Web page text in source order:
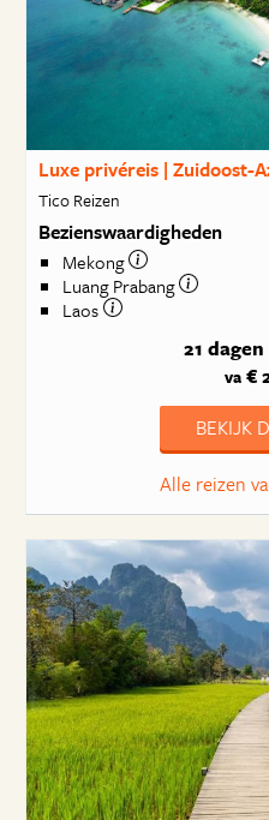
Luxe privéreis | Zuidoost-
Tico Reizen
Bezienswaardigheden
Mekong
Luang Prabang
Laos
21 dagen
va€
BEKIJK
Alle reizen